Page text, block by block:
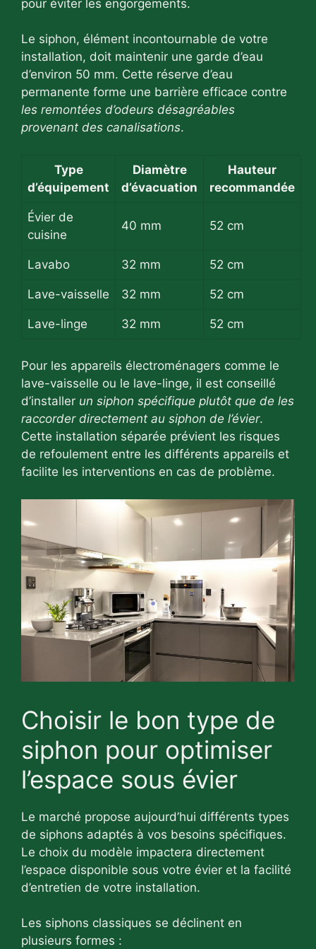
pour éviter les engorgements.
Le siphon, élément incontournable de votre
installation, doit maintenir une garde d’eau
d’environ 50 mm. Cette réserve d’eau
permanente forme une barrière efficace contre
les remontées d’odeurs désagréables
provenant des canalisations.
Type
d’équipement
Diamètre
d’évacuation
Hauteur
recommandée
Évier de
cuisine
40 mm 52 cm
Lavabo 32 mm 52 cm
Lave-vaisselle 32 mm 52 cm
Lave-linge 32 mm 52 cm
Pour les appareils électroménagers comme le
lave-vaisselle ou le lave-linge, il est conseillé
d’installer un siphon spécifique plutôt que de les
raccorder directement au siphon de l’évier.
Cette installation séparée prévient les risques
de refoulement entre les différents appareils et
facilite les interventions en cas de problème.
Choisir le bon type de
siphon pour optimiser
l’espace sous évier
Le marché propose aujourd’hui différents types
de siphons adaptés à vos besoins spécifiques.
Le choix du modèle impactera directement
l’espace disponible sous votre évier et la facilité
d’entretien de votre installation.
Les siphons classiques se déclinent en
plusieurs formes :